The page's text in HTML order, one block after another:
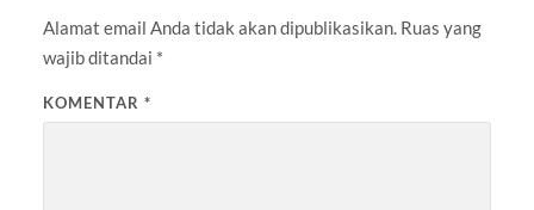
Alamat email Anda tidak akan dipublikasikan. Ruas yang
wajib ditandai *
KOMENTAR *